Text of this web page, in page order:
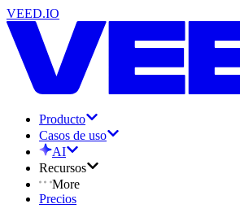
VEED.IO
Producto
Casos de uso
AI
Recursos
More
Precios